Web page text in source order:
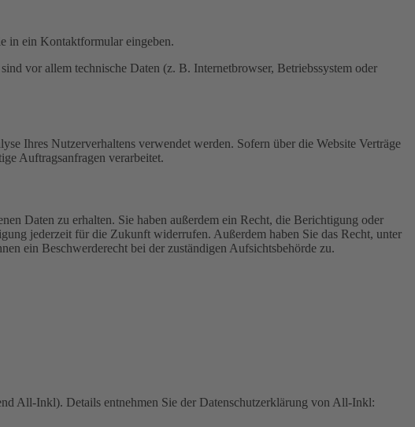
in ein Kontaktformular eingeben.
vor allem technische Daten (z. B. Internetbrowser, Betriebssystem oder
Ihres Nutzerverhaltens verwendet werden. Sofern über die Website Verträge
Auftragsanfragen verarbeitet.
Daten zu erhalten. Sie haben außerdem ein Recht, die Berichtigung oder
jederzeit für die Zukunft widerrufen. Außerdem haben Sie das Recht, unter
ein Beschwerderecht bei der zuständigen Aufsichtsbehörde zu.
All-Inkl). Details entnehmen Sie der Datenschutzerklärung von All-Inkl: